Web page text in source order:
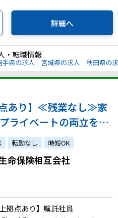
詳細へ
・転職情報
手県の求人 宮城県の求人 秋田県の
点あり】≪残業なし≫家
ライベートの両立をし
けたい方
転勤なし 時短OK
命保険相互会社
拠点あり】嘱託社員